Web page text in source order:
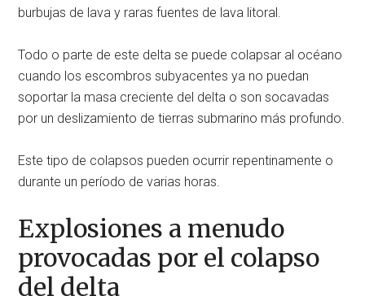
burbujas de lava y raras fuentes de lava litoral.
Todo o parte de este delta se puede colapsar al océano
cuando los escombros subyacentes ya no puedan
soportar la masa creciente del delta o son socavadas
por un deslizamiento de tierras submarino más profundo.
Este tipo de colapsos pueden ocurrir repentinamente o
durante un período de varias horas.
Explosiones a menudo
provocadas por el colapso
del delta